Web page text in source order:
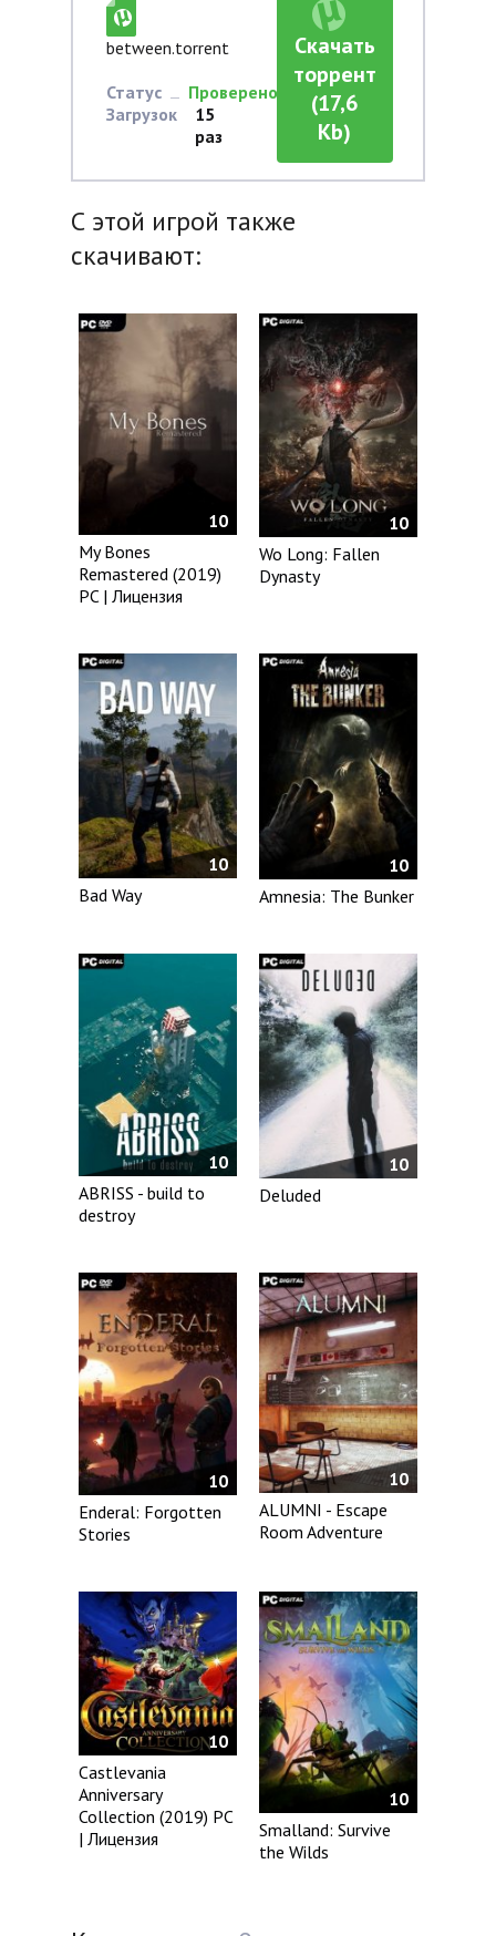
between.torrent
Статус
Проверено
Загрузок
15
раз
Скачать
торрент
(17,6
Kb)
С этой игрой также
скачивают:
10
My Bones
Remastered (2019)
PC | Лицензия
10
Wo Long: Fallen
Dynasty
10
Bad Way
10
Amnesia: The Bunker
10
ABRISS - build to
destroy
10
Deluded
10
Enderal: Forgotten
Stories
10
ALUMNI - Escape
Room Adventure
10
Castlevania
Anniversary
Collection (2019) PC
| Лицензия
10
Smalland: Survive
the Wilds